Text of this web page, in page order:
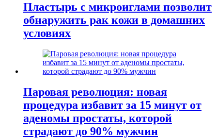
Пластырь с микроиглами позволит
обнаружить рак кожи в домашних
условиях
Паровая революция: новая
процедура избавит за 15 минут от
аденомы простаты, которой
страдают до 90% мужчин